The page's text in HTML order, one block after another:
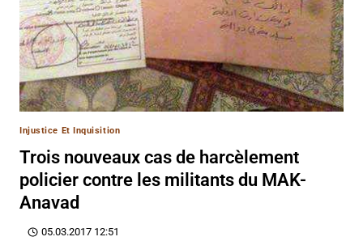
Injustice Et Inquisition
Trois nouveaux cas de harcèlement
policier contre les militants du MAK-
Anavad
05.03.2017 12:51